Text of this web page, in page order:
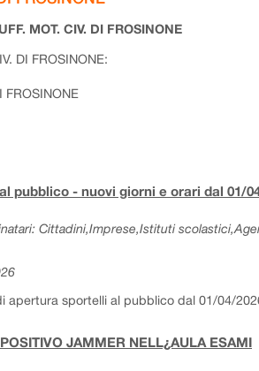
MOT. CIV. DI FROSINONE
DI FROSINONE:
FROSINONE
pubblico - nuovi giorni e orari dal 01/
Cittadini,Imprese,Istituti
apertura sportelli al pubblico dal 01/04/
JAMMER NELL¿AULA ESAMI